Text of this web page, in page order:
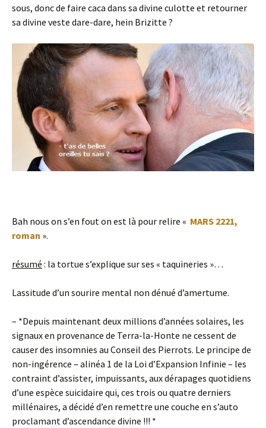
sous, donc de faire caca dans sa divine culotte et retourner
sa divine veste dare-dare, hein Brizitte ?
Bah nous on s’en fout on est là pour relire « MARS 2221,
roman ».
résumé : la tortue s’explique sur ses « taquineries »…
Lassitude d’un sourire mental non dénué d’amertume.
– *Depuis maintenant deux millions d’années solaires, les
signaux en provenance de Terra-la-Honte ne cessent de
causer des insomnies au Conseil des Pierrots. Le principe de
non-ingérence – alinéa 1 de la Loi d’Expansion Infinie – les
contraint d’assister, impuissants, aux dérapages quotidiens
d’une espèce suicidaire qui, ces trois ou quatre derniers
millénaires, a décidé d’en remettre une couche en s’auto
proclamant d’ascendance divine !!! *